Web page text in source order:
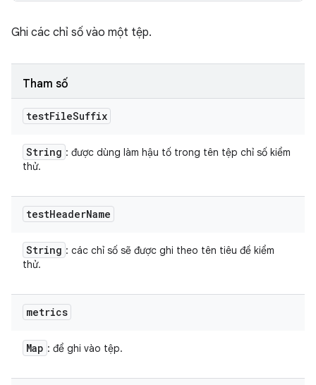
Ghi các chỉ số vào một tệp.
Tham số
testFileSuffix
String : được dùng làm hậu tố trong tên tệp chỉ số kiểm
thử.
testHeaderName
String : các chỉ số sẽ được ghi theo tên tiêu đề kiểm
thử.
metrics
Map : để ghi vào tệp.